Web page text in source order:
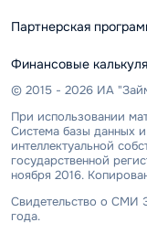
Партнерская
Финансовые
© 2015 - 2026 ИА
При использовании
Система базы данных
интеллектуальной
государственной
ноября 2016.
Свидетельство о СМИ
года.